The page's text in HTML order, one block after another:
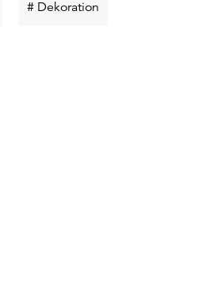
Schlüsselwort
# Dekoration